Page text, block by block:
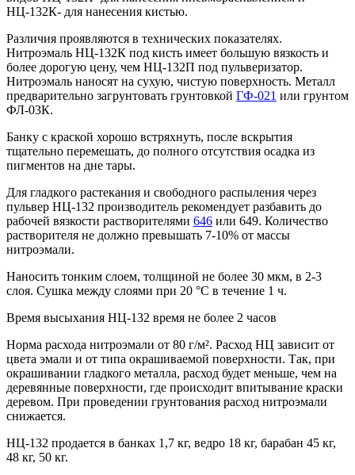
НЦ-132К- для нанесения кистью.
Различия проявляются в технических показателях.
Нитроэмаль НЦ-132К под кисть имеет большую вязкость и
более дорогую цену, чем НЦ-132П под пульверизатор.
Нитроэмаль наносят на сухую, чистую поверхность. Металл
предварительно загрунтовать грунтовкой ГФ-021 или грунтом
ФЛ-03К.
Банку с краской хорошо встряхнуть, после вскрытия
тщательно перемешать, до полного отсутствия осадка из
пигментов на дне тары.
Для гладкого растекания и свободного распыления через
пульвер НЦ-132 производитель рекомендует разбавить до
рабочей вязкости растворителями 646 или 649. Количество
растворителя не должно превышать 7-10% от массы
нитроэмали.
Наносить тонким слоем, толщиной не более 30 мкм, в 2-3
слоя. Сушка между слоями при 20 °С в течение 1 ч.
Время высыхания НЦ-132 время не более 2 часов
Норма расхода нитроэмали от 80 г/м². Расход НЦ зависит от
цвета эмали и от типа окрашиваемой поверхности. Так, при
окрашивании гладкого металла, расход будет меньше, чем на
деревянные поверхности, где происходит впитывание краски
деревом. При проведении грунтования расход нитроэмали
снижается.
НЦ-132 продается в банках 1,7 кг, ведро 18 кг, барабан 45 кг,
48 кг, 50 кг.